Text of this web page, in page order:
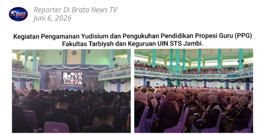
Reporter Di Brata News TV
Juni 6, 2026